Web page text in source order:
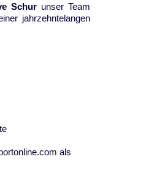
Schur unser Team
jahrzehntelangen
als